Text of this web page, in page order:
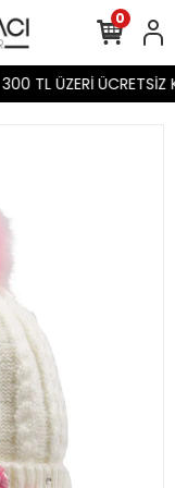
300 TL ÜZERİ ÜCRETSİZ
0